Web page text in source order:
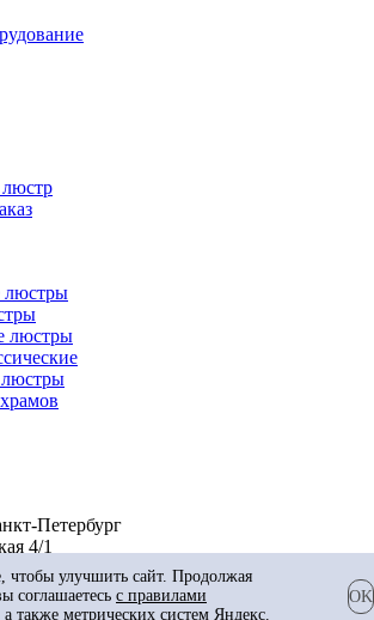
люстр
люстры
люстры
Петербург
4/1
сайте информация не является публичной
чтобы улучшить сайт. Продолжая
соглашаетесь с правилами
также метрических систем Яндекс.
OK